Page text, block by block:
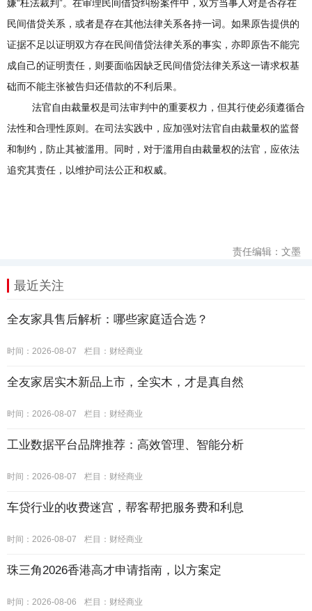
嫌“枉法裁判”。在审理民间借贷纠纷案件中，双方当事人对是否存在
民间借贷关系，或者是存在其他法律关系各持一词。如果原告提供的
证据不足以证明双方存在民间借贷法律关系的事实，亦即原告不能完
成自己的证明责任，则要面临因缺乏民间借贷法律关系这一请求权基
础而不能主张被告归还借款的不利后果。
法官自由裁量权是司法审判中的重要权力，但其行使必须遵循合
法性和合理性原则。在司法实践中，应加强对法官自由裁量权的监督
和制约，防止其被滥用。同时，对于滥用自由裁量权的法官，应依法
追究其责任，以维护司法公正和权威。
责任编辑：文墨
最近关注
全友家具售后解析：哪些家庭适合选？
时间：2026-08-07 栏目： 财经商业
全友家居实木新品上市，全实木，才是真自然
时间：2026-08-07 栏目： 财经商业
工业数据平台品牌推荐：高效管理、智能分析
时间：2026-08-07 栏目： 财经商业
车贷行业的收费迷宫，帮客帮把服务费和利息
时间：2026-08-07 栏目： 财经商业
珠三角2026香港高才申请指南，以方案定
时间：2026-08-06 栏目： 财经商业